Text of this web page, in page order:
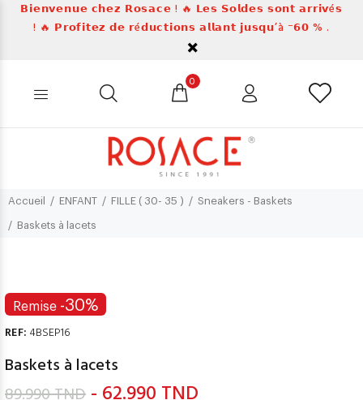
𝗕𝗶𝗲𝗻𝘃𝗲𝗻𝘂𝗲 𝗰𝗵𝗲𝘇 𝗥𝗼𝘀𝗮𝗰𝗲 ! 🔥 𝗟𝗲𝘀 𝗦𝗼𝗹𝗱𝗲𝘀 𝘀𝗼𝗻𝘁 𝗮𝗿𝗿𝗶𝘃é𝘀
! 🔥 𝗣𝗿𝗼𝗳𝗶𝘁𝗲𝘇 𝗱𝗲 𝗿é𝗱𝘂𝗰𝘁𝗶𝗼𝗻𝘀 𝗮𝗹𝗹𝗮𝗻𝘁 𝗷𝘂𝘀𝗾𝘂’à ⁻𝟲𝟬 % .
0
Accueil ENFANT FILLE ( 30- 35 ) Sneakers - Baskets
Baskets à lacets
Remise -30%
REF: 4BSEP16
Baskets à lacets